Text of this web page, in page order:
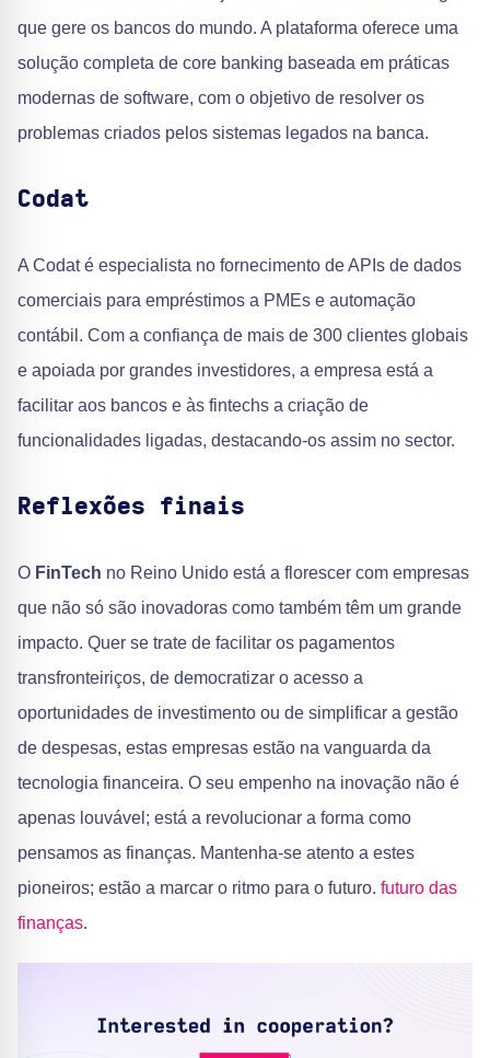
que gere os bancos do mundo. A plataforma oferece uma
solução completa de core banking baseada em práticas
modernas de software, com o objetivo de resolver os
problemas criados pelos sistemas legados na banca.
Codat
A Codat é especialista no fornecimento de APIs de dados
comerciais para empréstimos a PMEs e automação
contábil. Com a confiança de mais de 300 clientes globais
e apoiada por grandes investidores, a empresa está a
facilitar aos bancos e às fintechs a criação de
funcionalidades ligadas, destacando-os assim no sector.
Reflexões finais
O FinTech no Reino Unido está a florescer com empresas
que não só são inovadoras como também têm um grande
impacto. Quer se trate de facilitar os pagamentos
transfronteiriços, de democratizar o acesso a
oportunidades de investimento ou de simplificar a gestão
de despesas, estas empresas estão na vanguarda da
tecnologia financeira. O seu empenho na inovação não é
apenas louvável; está a revolucionar a forma como
pensamos as finanças. Mantenha-se atento a estes
pioneiros; estão a marcar o ritmo para o futuro. futuro das
finanças.